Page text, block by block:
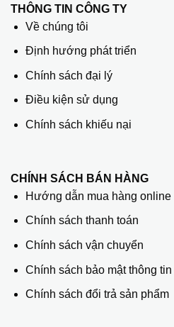
THÔNG TIN CÔNG TY
Về chúng tôi
Định hướng phát triển
Chính sách đại lý
Điều kiện sử dụng
Chính sách khiếu nại
CHÍNH SÁCH BÁN HÀNG
Hướng dẫn mua hàng online
Chính sách thanh toán
Chính sách vận chuyển
Chính sách bảo mật thông tin
Chính sách đổi trả sản phẩm